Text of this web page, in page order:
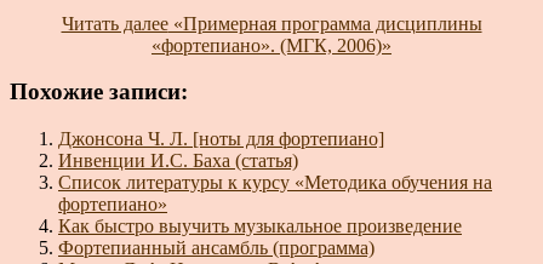
Читать далее«Примерная программа дисциплины
«фортепиано». (МГК, 2006)»
Похожие записи:
Джонсона Ч. Л. [ноты для фортепиано]
Инвенции И.С. Баха (статья)
Список литературы к курсу «Методика обучения на
фортепиано»
Как быстро выучить музыкальное произведение
Фортепианный ансамбль (программа)